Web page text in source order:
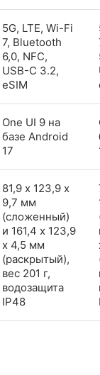
5G, LTE, Wi-Fi
7, Bluetooth
6,0, NFC,
USB-C 3.2,
eSIM
One UI 9 на
базе Android
17
81,9 х 123,9 х
9,7 мм
(сложенный)
и 161,4 x 123,9
x 4,5 мм
(раскрытый),
вес 201 г,
водозащита
IP48